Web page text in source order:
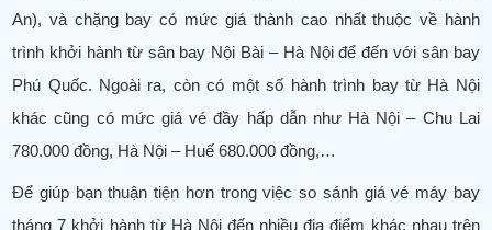
An), và chặng bay có mức giá thành cao nhất thuộc về hành
trình khởi hành từ sân bay Nội Bài – Hà Nội để đến với sân bay
Phú Quốc. Ngoài ra, còn có một số hành trình bay từ Hà Nội
khác cũng có mức giá vé đầy hấp dẫn như Hà Nội – Chu Lai
780.000 đồng, Hà Nội – Huế 680.000 đồng,…
Để giúp bạn thuận tiện hơn trong việc so sánh giá vé máy bay
tháng 7 khởi hành từ Hà Nội đến nhiều địa điểm khác nhau trên